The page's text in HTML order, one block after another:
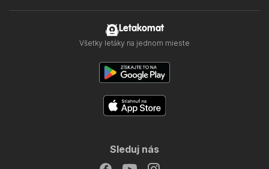
Letakomat
Všetky letáky na jednom mieste
Sleduj nás